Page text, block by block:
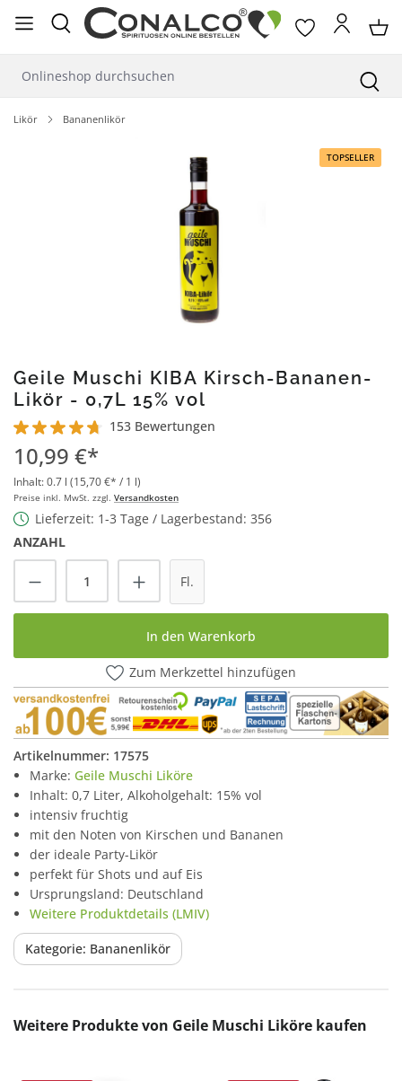
springen
Likör Bananenlikör
TOPSELLER
Geile Muschi KIBA Kirsch-Bananen-
Likör - 0,7L 15% vol
Durchschnittliche Bewertung von 4.6 von 5 Sternen
153 Bewertungen
10,99 €*
Inhalt:0.7 l (15,70 €* / 1 l)
Preise inkl. MwSt. zzgl. Versandkosten
Lieferzeit: 1-3 Tage / Lagerbestand: 356
ANZAHL
Produkt Anzahl: Gib den gewünschten
Fl.
In den Warenkorb
Zum Merkzettel hinzufügen
Artikelnummer: 17575
Marke: Geile Muschi Liköre
Inhalt: 0,7 Liter, Alkoholgehalt: 15% vol
intensiv fruchtig
mit den Noten von Kirschen und Bananen
der ideale Party-Likör
perfekt für Shots und auf Eis
Ursprungsland: Deutschland
Weitere Produktdetails (LMIV)
Kategorie: Bananenlikör
Produktgalerie überspringen
Weitere Produkte von Geile Muschi Liköre kaufen